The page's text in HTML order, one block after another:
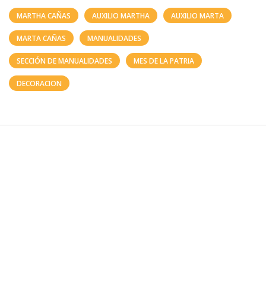
MARTHA CAÑAS AUXILIO MARTHA AUXILIO MARTA
MARTA CAÑAS MANUALIDADES
SECCIÓN DE MANUALIDADES MES DE LA PATRIA
DECORACION